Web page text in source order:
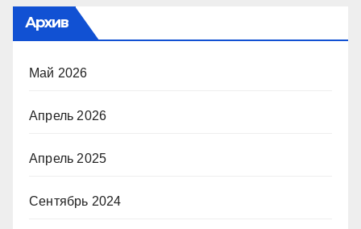
Архив
Май 2026
Апрель 2026
Апрель 2025
Сентябрь 2024